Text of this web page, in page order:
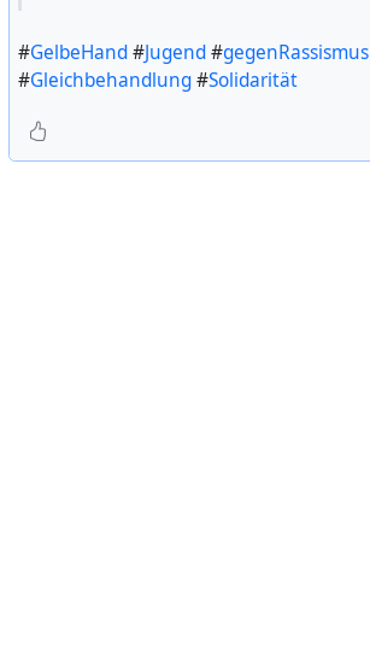
#GelbeHand#Jugend#gegenRassismus
#Gleichbehandlung#Solidarität